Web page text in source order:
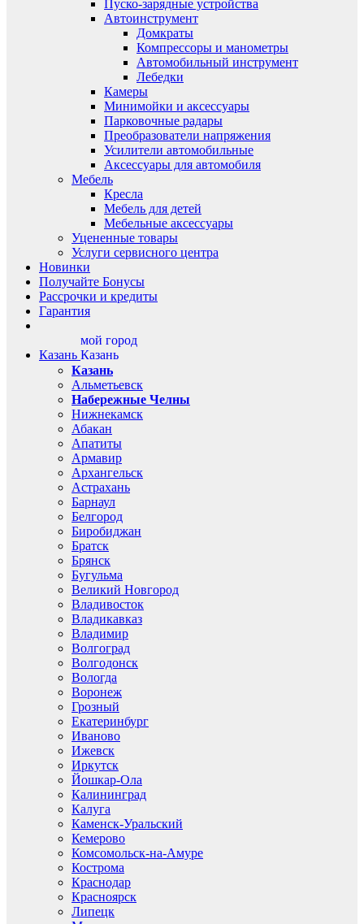
Пуско-зарядные устройства
Автоинструмент
Домкраты
Компрессоры и манометры
Автомобильный инструмент
Лебедки
Камеры
Минимойки и аксессуары
Парковочные радары
Преобразователи напряжения
Усилители автомобильные
Аксессуары для автомобиля
Мебель
Кресла
Мебель для детей
Мебельные аксессуары
Уцененные товары
Услуги сервисного центра
Новинки
Получайте Бонусы
Рассрочки и кредиты
Гарантия
Казань
мой город
Казань
Казань
Альметьевск
Набережные Челны
Нижнекамск
Абакан
Апатиты
Армавир
Архангельск
Астрахань
Барнаул
Белгород
Биробиджан
Братск
Брянск
Бугульма
Великий Новгород
Владивосток
Владикавказ
Владимир
Волгоград
Волгодонск
Вологда
Воронеж
Грозный
Екатеринбург
Иваново
Ижевск
Иркутск
Йошкар-Ола
Калининград
Калуга
Каменск-Уральский
Кемерово
Комсомольск-на-Амуре
Кострома
Краснодар
Красноярск
Липецк